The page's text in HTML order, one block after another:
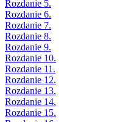
Rozdanie 5.
Rozdanie 6.
Rozdanie 7.
Rozdanie 8.
Rozdanie 9.
Rozdanie 10.
Rozdanie 11.
Rozdanie 12.
Rozdanie 13.
Rozdanie 14.
Rozdanie 15.